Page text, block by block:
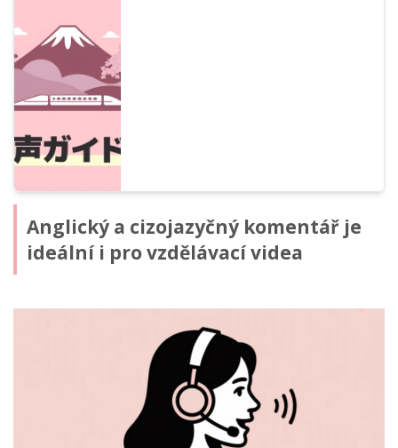
Anglický a cizojazyčný komentář je
ideální i pro vzdělávací videa